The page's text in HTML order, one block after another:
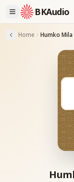
BKAudio
Home Humko Mila